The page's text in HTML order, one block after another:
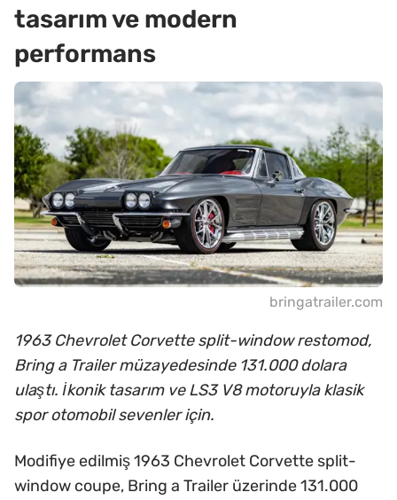
tasarım ve modern
performans
bringatrailer.com
1963 Chevrolet Corvette split-window restomod,
Bring a Trailer müzayedesinde 131.000 dolara
ulaştı. İkonik tasarım ve LS3 V8 motoruyla klasik
spor otomobil sevenler için.
Modifiye edilmiş 1963 Chevrolet Corvette split-
window coupe, Bring a Trailer üzerinde 131.000